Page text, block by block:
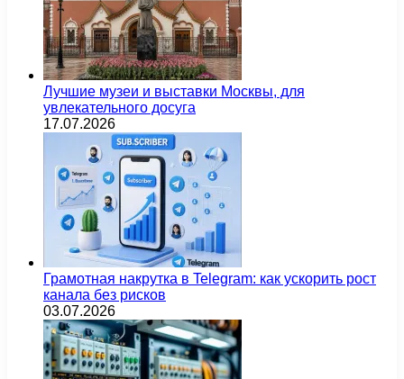
Лучшие музеи и выставки Москвы, для
увлекательного досуга
17.07.2026
Грамотная накрутка в Telegram: как ускорить рост
канала без рисков
03.07.2026